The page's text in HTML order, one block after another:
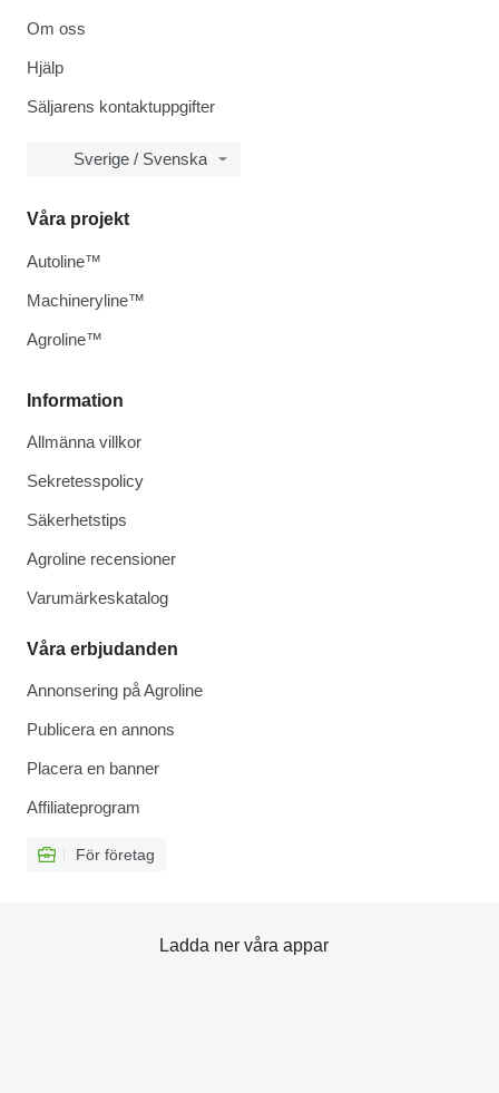
Om oss
Hjälp
Säljarens kontaktuppgifter
Sverige / Svenska
Information
Allmänna villkor
Sekretesspolicy
Säkerhetstips
Agroline recensioner
Varumärkeskatalog
Våra erbjudanden
Annonsering på Agroline
Publicera en annons
Placera en banner
Affiliateprogram
För företag
Våra projekt
Autoline™
Machineryline™
Agroline™
Ladda ner våra appar